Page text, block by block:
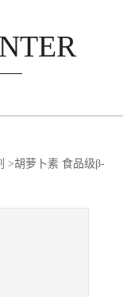
>胡萝卜素 食品级β-